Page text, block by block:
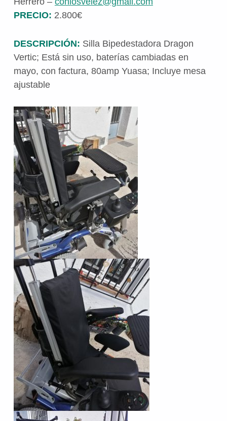
PRECIO: 2.800€
DESCRIPCIÓN: Silla Bipedestadora Dragon
Vertic; Está sin uso, baterías cambiadas en
mayo, con factura, 80amp Yuasa; Incluye mesa
ajustable